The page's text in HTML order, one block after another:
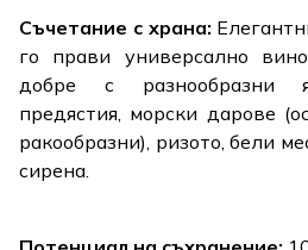
Съчетание с храна:
го прави универсално
добре с разнообразни
предястия, морски дарове
ракообразни), ризото, бели
сирена.